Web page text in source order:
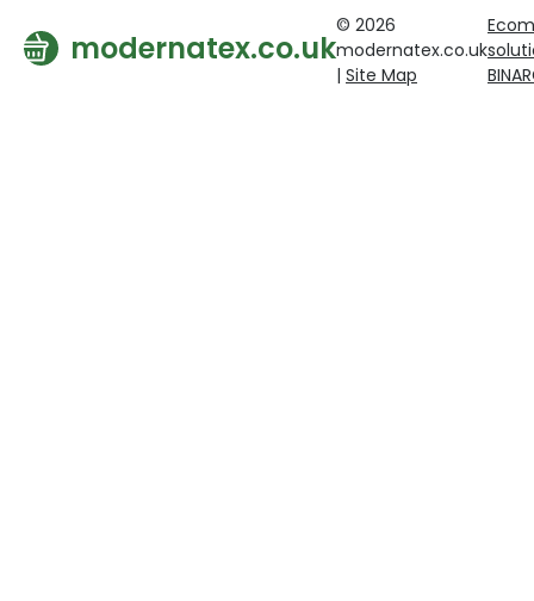
modernatex.co.uk
© 2026
modernatex.co.uk
| Site Map